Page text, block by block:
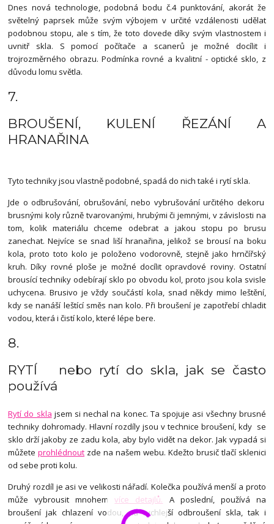
Dnes nová technologie, podobná bodu č.4 punktování, akorát že
světelný paprsek může svým výbojem v určité vzdálenosti udělat
podobnou stopu, ale s tím, že toto dovede díky svým vlastnostem i
uvnitř skla. S pomocí počítače a scanerů je možné docílit i
trojrozměrného obrazu. Podmínka rovné a kvalitní - optické sklo, z
důvodu lomu světla.
7.
BROUŠENÍ, KULENÍ ŘEZÁNÍ A
HRANAŘINA
Tyto techniky jsou vlastně podobné, spadá do nich také i rytí skla.
Jde o odbrušování, obrušování, nebo vybrušování určitého dekoru
brusnými koly různě tvarovanými, hrubými či jemnými, v závislosti na
tom, kolik materiálu chceme odebrat a jakou stopu po brusu
zanechat. Nejvíce se snad liší hranařina, jelikož se brousí na boku
kola, proto toto kolo je položeno vodorovně, stejně jako hrnčířský
kruh. Díky rovné ploše je možné docílit opravdové roviny. Ostatní
brousící techniky odebírají sklo po obvodu kol, proto jsou kola svisle
uchycena. Brusivo je vždy součástí kola, snad někdy mimo leštění,
kdy se nanáší leštící směs nan kolo. Při broušení je zapotřebí chladit
vodou, která i čistí kolo, které lépe bere.
8.
RYTÍ nebo rytí do skla, jak se často
používá
Rytí do skla jsem si nechal na konec. Ta spojuje asi všechny brusné
techniky dohromady. Hlavní rozdíly jsou v technice broušení, kdy se
sklo drží jakoby ze zadu kola, aby bylo vidět na dekor. Jak vypadá si
můžeteprohlédnout zde na našem webu. Kdežto brusič tlačí sklenici
od sebe proti kolu.
Druhý rozdíl je asi ve velikosti nářadí. Kolečka používá menší a proto
může vybrousit mnohemvíce detajlů. A poslední, používá na
broušení jak chlazení vodou, na rychlejší odbroušení skla, tak i